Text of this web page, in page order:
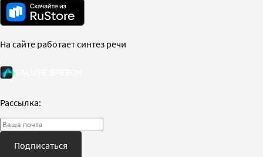
На сайте работает синтез речи
Рассылка:
Подписаться